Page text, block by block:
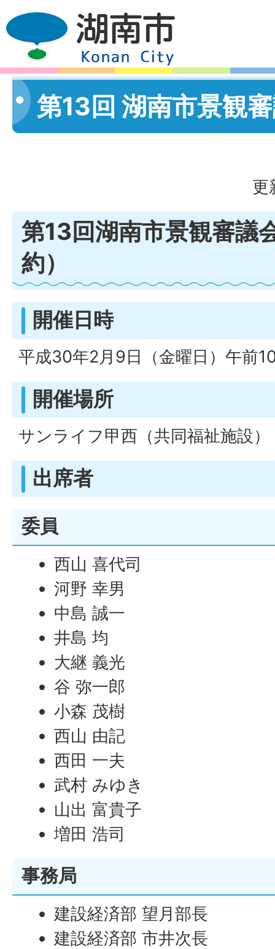
第13回 湖南市景観
更
第13回湖南市景観審議
約）
開催日時
平成30年2月9日（金曜日）午前
開催場所
サンライフ甲西（共同福祉施設）
出席者
委員
西山 喜代司
河野 幸男
中島 誠一
井島 均
大継 義光
谷 弥一郎
小森 茂樹
西山 由記
西田 一夫
武村 みゆき
山出 富貴子
増田 浩司
事務局
建設経済部 望月部長
建設経済部 市井次長